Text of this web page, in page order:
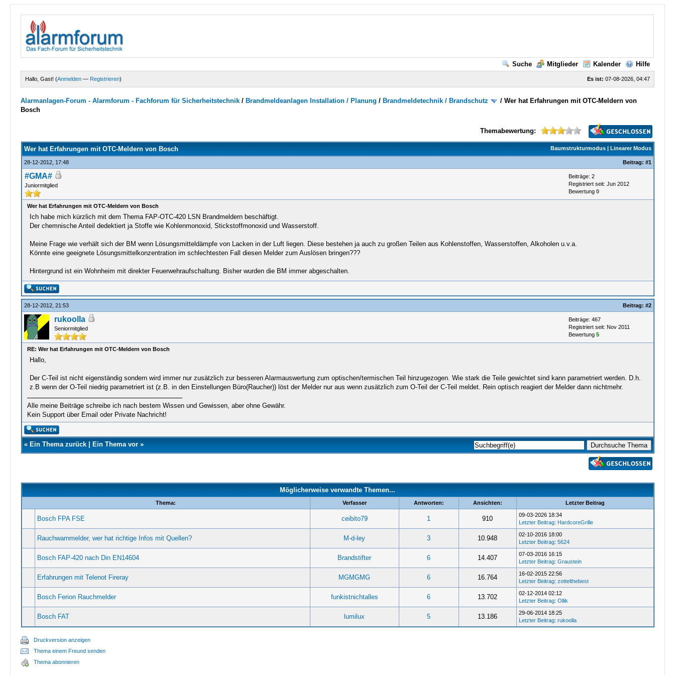
Suche Mitglieder Kalender Hilfe
Es ist: 07-08-2026, 04:47
Hallo, Gast! (Anmelden — Registrieren)
Alarmanlagen-Forum - Alarmforum - Fachforum für Sicherheitstechnik / Brandmeldeanlagen Installation / Planung / Brandmeldetechnik / Brandschutz /Wer hat Erfahrungen mit OTC-Meldern von
Bosch
Themabewertung:
Baumstrukturmodus| Linearer Modus
Wer hat Erfahrungen mit OTC-Meldern von Bosch
28-12-2012, 17:48 Beitrag: #1
#GMA#
Juniormitglied
Beiträge: 2
Registriert seit: Jun 2012
Bewertung 0
Wer hat Erfahrungen mit OTC-Meldern von Bosch
Ich habe mich kürzlich mit dem Thema FAP-OTC-420 LSN Brandmeldern beschäftigt.
Der chemnische Anteil dedektiert ja Stoffe wie Kohlenmonoxid, Stickstoffmonoxid und Wasserstoff.
Meine Frage wie verhält sich der BM wenn Lösungsmitteldämpfe von Lacken in der Luft liegen. Diese bestehen ja auch zu großen Teilen aus Kohlenstoffen, Wasserstoffen, Alkoholen u.v.a.
Könnte eine geeignete Lösungsmittelkonzentration im schlechtesten Fall diesen Melder zum Auslösen bringen???
Hintergrund ist ein Wohnheim mit direkter Feuerwehraufschaltung. Bisher wurden die BM immer abgeschalten.
28-12-2012, 21:53 Beitrag: #2
rukoolla
Seniormitglied
Beiträge: 467
Registriert seit: Nov 2011
Bewertung 5
RE: Wer hat Erfahrungen mit OTC-Meldern von Bosch
Hallo,
Der C-Teil ist nicht eigenständig sondern wird immer nur zusätzlich zur besseren Alarmauswertung zum optischen/termischen Teil hinzugezogen. Wie stark die Teile gewichtet sind kann parametriert werden. D.h.
z.B wenn der O-Teil niedrig parametriert ist (z.B. in den Einstellungen Büro(Raucher)) löst der Melder nur aus wenn zusätzlich zum O-Teil der C-Teil meldet. Rein optisch reagiert der Melder dann nichtmehr.
Alle meine Beiträge schreibe ich nach bestem Wissen und Gewissen, aber ohne Gewähr.
Kein Support über Email oder Private Nachricht!
« Ein Thema zurück| Ein Thema vor»
Möglicherweise verwandte Themen...
Thema: Verfasser Antworten: Ansichten: Letzter Beitrag
Bosch FPA FSE ceibito79 1 910
09-03-2026 18:34
Letzter Beitrag: HardcoreGrille
Rauchwarnmelder, wer hat richtige Infos mit Quellen? M-d-ley 3 10.948
02-10-2016 18:00
Letzter Beitrag: 5624
Bosch FAP-420 nach Din EN14604 Brandstifter 6 14.407
07-03-2016 16:15
Letzter Beitrag: Graustein
Erfahrungen mit Telenot Fireray MGMGMG 6 16.764
16-02-2015 22:56
Letzter Beitrag: zottelthebest
Bosch Ferion Rauchmelder funkistnichtalles 6 13.702
02-12-2014 02:12
Letzter Beitrag: Ollik
Bosch FAT lumilux 5 13.186
29-06-2014 18:25
Letzter Beitrag: rukoolla
Druckversion anzeigen
Thema einem Freund senden
Thema abonnieren